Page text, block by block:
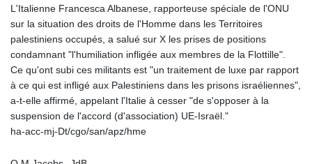
L'Italienne Francesca Albanese, rapporteuse spéciale de l'ONU
sur la situation des droits de l'Homme dans les Territoires
palestiniens occupés, a salué sur X les prises de positions
condamnant "l'humiliation infligée aux membres de la Flottille".
Ce qu'ont subi ces militants est "un traitement de luxe par rapport
à ce qui est infligé aux Palestiniens dans les prisons israéliennes",
a-t-elle affirmé, appelant l'Italie à cesser "de s'opposer à la
suspension de l'accord (d'association) UE-Israël."
ha-acc-mj-Dt/cgo/san/apz/hme